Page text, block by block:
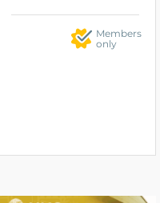
Members
only